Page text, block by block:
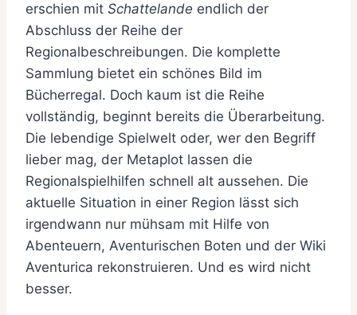
erschien mit Schattelande endlich der
Abschluss der Reihe der
Regionalbeschreibungen. Die komplette
Sammlung bietet ein schönes Bild im
Bücherregal. Doch kaum ist die Reihe
vollständig, beginnt bereits die Überarbeitung.
Die lebendige Spielwelt oder, wer den Begriff
lieber mag, der Metaplot lassen die
Regionalspielhilfen schnell alt aussehen. Die
aktuelle Situation in einer Region lässt sich
irgendwann nur mühsam mit Hilfe von
Abenteuern, Aventurischen Boten und der Wiki
Aventurica rekonstruieren. Und es wird nicht
besser.